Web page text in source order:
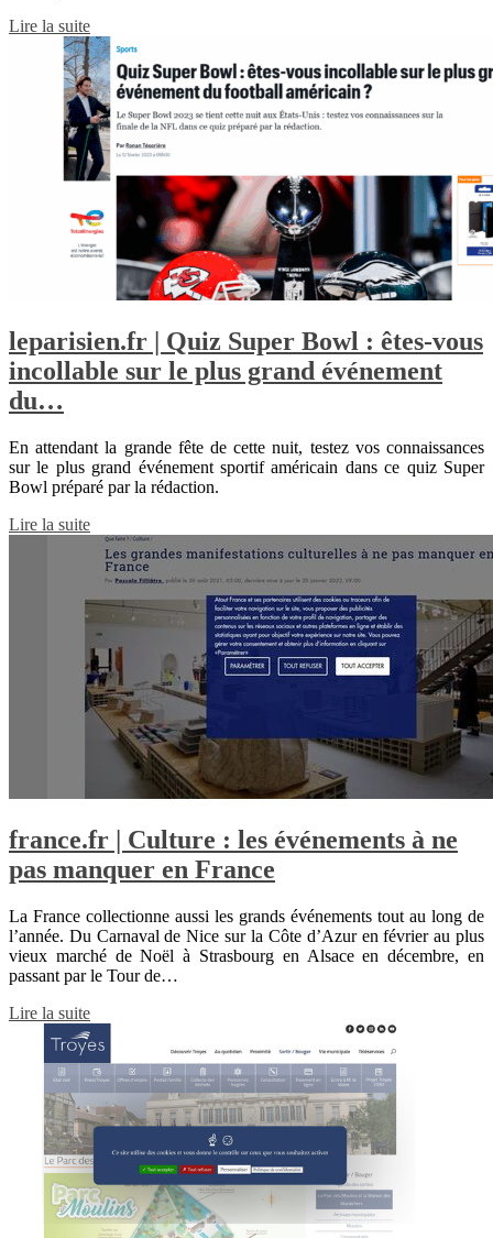
Lire la suite
leparisien.fr | Quiz Super Bowl : êtes-vous
incollable sur le plus grand événement
du…
En attendant la grande fête de cette nuit, testez vos connaissances
sur le plus grand événement sportif américain dans ce quiz Super
Bowl préparé par la rédaction.
Lire la suite
france.fr | Culture : les événements à ne
pas manquer en France
La France collectionne aussi les grands événements tout au long de
l’année. Du Carnaval de Nice sur la Côte d’Azur en février au plus
vieux marché de Noël à Strasbourg en Alsace en décembre, en
passant par le Tour de…
Lire la suite